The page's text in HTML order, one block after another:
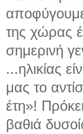
της χώρας
σημερινή
...ηλικίας
μας το
έτη»!
βαθιά